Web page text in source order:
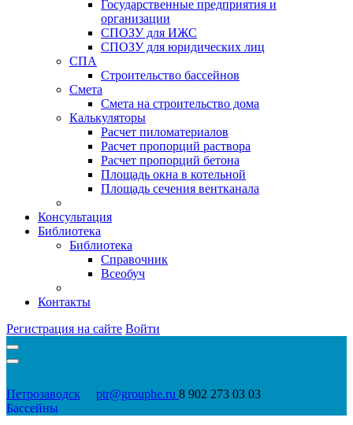
Государственные предприятия и
организации
СПОЗУ для ИЖС
СПОЗУ для юридических лиц
СПА
Строительство бассейнов
Смета
Смета на строительство дома
Калькуляторы
Расчет пиломатериалов
Расчет пропорций раствора
Расчет пропорций бетона
Площадь окна в котельной
Площадь сечения вентканала
Консультация
Библиотека
Библиотека
Справочник
Всеобуч
Контакты
Регистрация на сайте Войти
Петрозаводск ptr@grouphe.ru 8 902 273 03 03
Бассейны